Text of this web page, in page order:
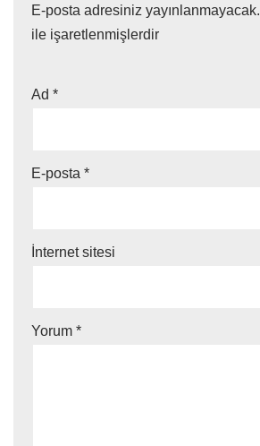
E-posta adresiniz yayınlanmayacak.
ile işaretlenmişlerdir
Ad *
E-posta *
İnternet sitesi
Yorum *